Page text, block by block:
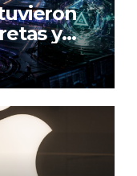
y
antes
firma